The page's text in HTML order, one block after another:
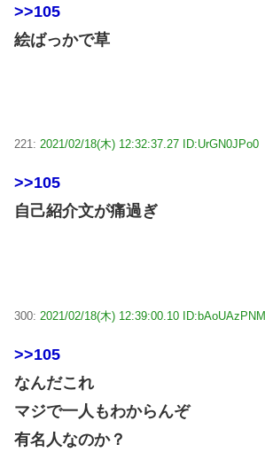
>>105
絵ばっかで草
221: 2021/02/18(木) 12:32:37.27 ID:UrGN0JPo0
>>105
自己紹介文が痛過ぎ
300: 2021/02/18(木) 12:39:00.10 ID:bAoUAzPNM
>>105
なんだこれ
マジで一人もわからんぞ
有名人なのか？